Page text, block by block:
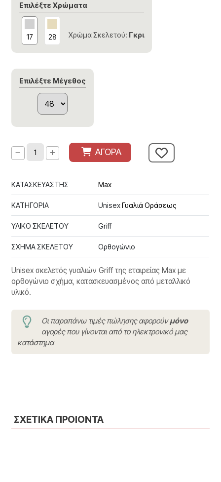
Επιλέξτε Χρώματα
17 28 Χρώμα Σκελετού: Γκρι
Επιλέξτε Μέγεθος
ΑΓΟΡΑ
ΚΑΤΑΣΚΕΥΑΣΤΗΣ Max
ΚΑΤΗΓΟΡΙΑ UnisexΓυαλιά Οράσεως
ΥΛΙΚΟ ΣΚΕΛΕΤΟΥ Griff
ΣΧΗΜΑ ΣΚΕΛΕΤΟΥ Ορθογώνιο
Unisex σκελετός γυαλιών Griff της εταιρείας Max με
ορθογώνιο σχήμα, κατασκευασμένος από μεταλλικό
υλικό.
Οι παραπάνω τιμές πώλησης αφορούνμόνο
αγορές που γίνονται από το ηλεκτρονικό μας
κατάστημα
ΣΧΕΤΙΚΑ ΠΡΟΙΟΝΤΑ